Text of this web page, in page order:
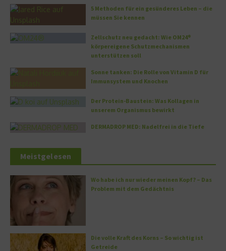
5 Methoden für ein gesünderes Leben – die
müssen Sie kennen
Zellschutz neu gedacht: Wie OM24®
körpereigene Schutzmechanismen
unterstützen soll
Sonne tanken: Die Rolle von Vitamin D für
Immunsystem und Knochen
Der Protein-Baustein: Was Kollagen in
unserem Organismus bewirkt
DERMADROP MED: Nadelfrei in die Tiefe
Meistgelesen
Wo habe ich nur wieder meinen Kopf? – Das
Problem mit dem Gedächtnis
Die volle Kraft des Korns – So wichtig ist
Getreide